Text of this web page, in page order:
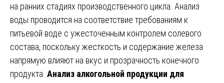
на ранних стадиях производственного цикла. Анализ
воды проводится на соответствие требованиям к
питьевой воде с ужесточенным контролем солевого
состава, поскольку жесткость и содержание железа
напрямую влияют на вкус и прозрачность конечного
продукта. Анализ алкогольной продукции для